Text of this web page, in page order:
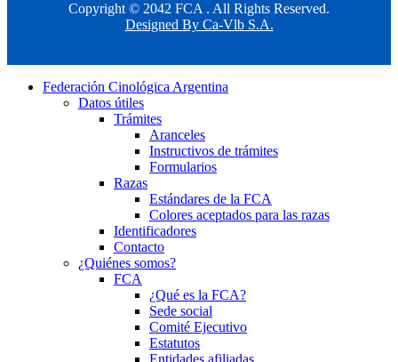
Copyright © 2042 FCA . All Rights Reserved.
Designed By Ca-Vlb S.A.
Federación Cinológica Argentina
Datos útiles
Trámites
Aranceles
Instructivos de trámites
Formularios
Razas
Estándares de la FCA
Colores aceptados para las razas
Identificadores
Contacto
¿Quiénes somos?
FCA
¿Qué es la FCA?
Sede social
Comité Ejecutivo
Estatutos